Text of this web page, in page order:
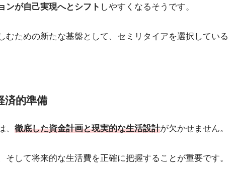
ンが自己実現へとシフト しやすくなるそうです。
むための新たな基盤として、セミリタイアを選択している
済的準備
徹底した資金計画と現実的な生活設計が欠かせません。
そして将来的な生活費を正確に把握することが重要です。